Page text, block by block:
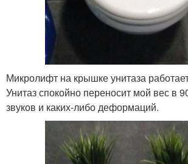
Микролифт на крышке унитаза
Унитаз спокойно переносит мой вес в
звуков и каких-либо деформаций.